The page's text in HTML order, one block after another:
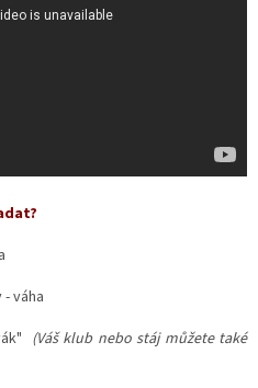
váha
(Váš klub nebo stáj můžete také